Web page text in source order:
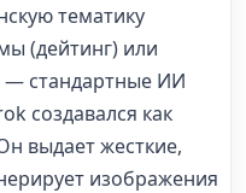
тематику
(дейтинг) или
— стандартные ИИ
создавался как
выдает жесткие,
изображения